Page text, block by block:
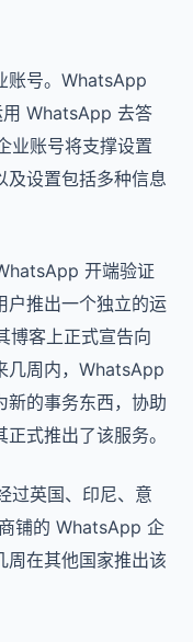
账号。WhatsApp
用 WhatsApp 去答
业账号将支撑设置
及设置包括多种信息
开端验证
户推出一个独立的运
博客上正式宣告向
几周内，WhatsApp
新的事务东西，协助
式推出了该服务。
过英国、印尼、意
铺的 WhatsApp 企
周在其他国家推出该